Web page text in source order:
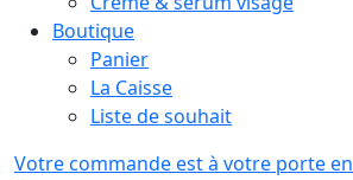
Boutique
Panier
La Caisse
Liste de souhait
Votre commande est à votre porte en